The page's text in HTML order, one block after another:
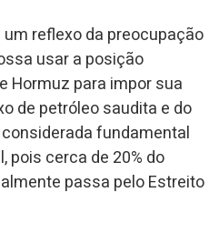
reflexo da preocupação
usar a posição
Hormuz para impor sua
de petróleo saudita e do
fundamental
pois cerca de 20% do
passa pelo Estreito